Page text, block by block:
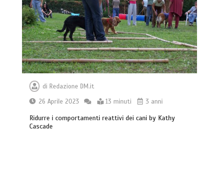
di Redazione DM.it
26 Aprile 2023
13 minuti 3 anni
Ridurre i comportamenti reattivi dei cani by Kathy
Cascade